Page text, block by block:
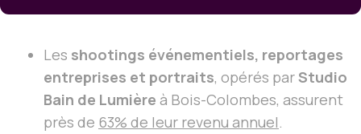
Les shootings événementiels, reportages
entreprises et portraits, opérés parStudio
Bain de Lumière à Bois-Colombes, assurent
près de 63% de leur revenu annuel.